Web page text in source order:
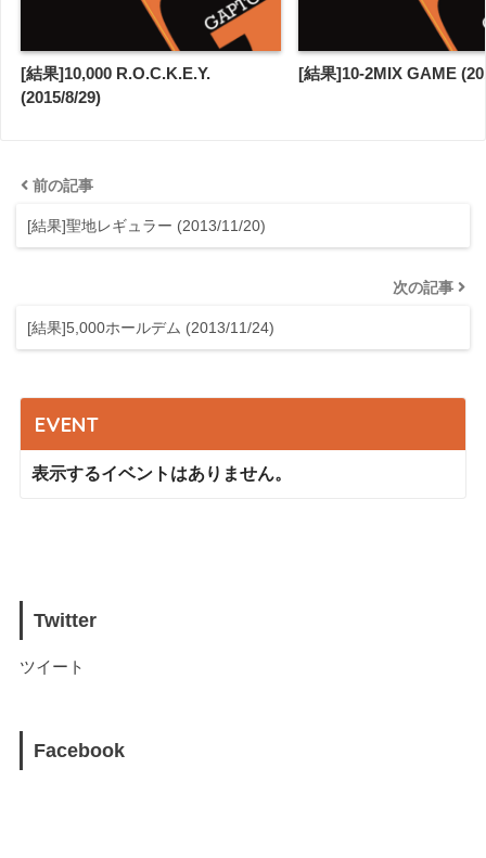
[結果]10,000 R.O.C.K.E.Y.
(2015/8/29)
[結果]10-2MIX GAME
前の記事
[結果]聖地レギュラー (2013/11/20)
次の記事
[結果]5,000ホールデム (2013/11/24)
EVENT
表示するイベントはありません。
Twitter
ツイート
Facebook